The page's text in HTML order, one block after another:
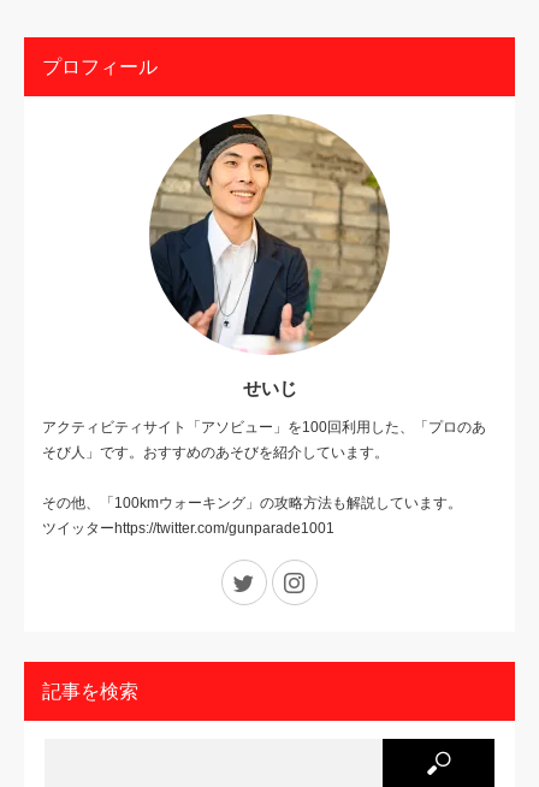
プロフィール
せいじ
アクティビティサイト「アソビュー」を100回利用した、「プロのあ
そび人」です。おすすめのあそびを紹介しています。
その他、「100kmウォーキング」の攻略方法も解説しています。
ツイッターhttps://twitter.com/gunparade1001
Twitter
記事を検索